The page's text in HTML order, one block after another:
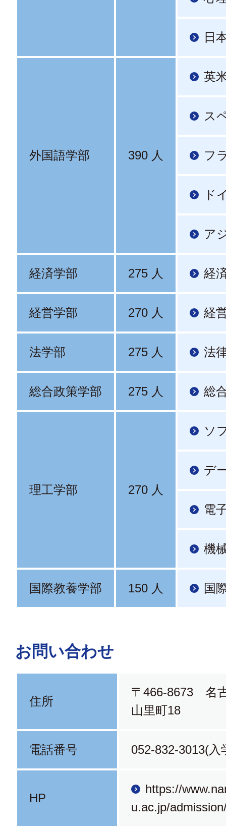
日
外国語学部 390 人
英
ス
フ
ド
ア
経済学部 275 人 経
経営学部 270 人 経
法学部 275 人 法
総合政策学部 275 人 総
理工学部 270 人
ソ
デ
電
機
国際教養学部 150 人 国
お問い合わせ
住所
〒466-8673 名
山里町18
電話番号 052-832-3013(
HP
https://
u.ac.jp/